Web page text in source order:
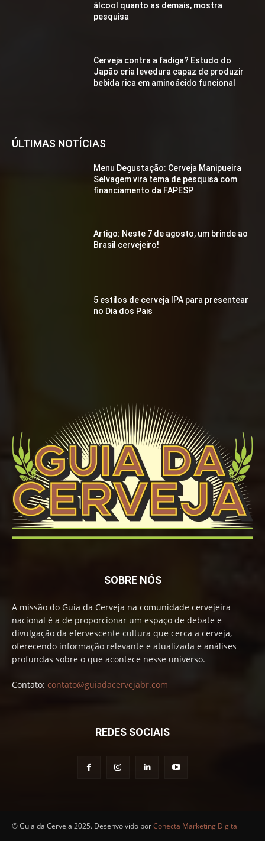
álcool quanto as demais, mostra
pesquisa
Cerveja contra a fadiga? Estudo do
Japão cria levedura capaz de produzir
bebida rica em aminoácido funcional
ÚLTIMAS NOTÍCIAS
Menu Degustação: Cerveja Manipueira
Selvagem vira tema de pesquisa com
financiamento da FAPESP
Artigo: Neste 7 de agosto, um brinde ao
Brasil cervejeiro!
5 estilos de cerveja IPA para presentear
no Dia dos Pais
SOBRE NÓS
A missão do Guia da Cerveja na comunidade cervejeira
nacional é a de proporcionar um espaço de debate e
divulgação da efervescente cultura que cerca a cerveja,
oferecendo informação relevante e atualizada e análises
profundas sobre o que acontece nesse universo.
Contato: contato@guiadacervejabr.com
REDES SOCIAIS
© Guia da Cerveja 2025. Desenvolvido porConecta Marketing Digital